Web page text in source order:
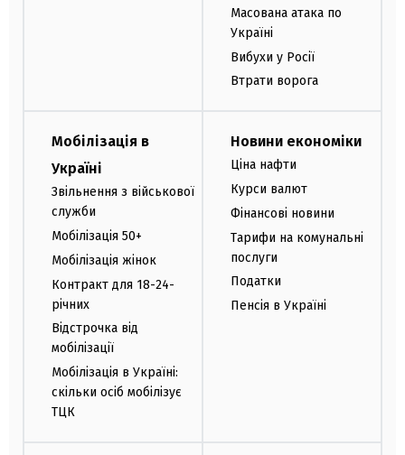
Масована атака по
Україні
Вибухи у Росії
Втрати ворога
Мобілізація в
Україні
Звільнення з військової
служби
Мобілізація 50+
Мобілізація жінок
Контракт для 18-24-
річних
Відстрочка від
мобілізації
Мобілізація в Україні:
скільки осіб мобілізує
ТЦК
Новини економіки
Ціна нафти
Курси валют
Фінансові новини
Тарифи на комунальні
послуги
Податки
Пенсія в Україні